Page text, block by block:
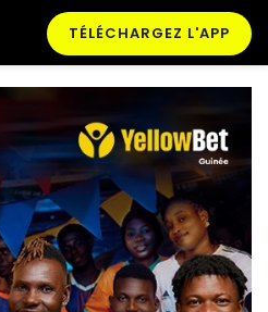
TÉLÉCHARGEZ L'APP